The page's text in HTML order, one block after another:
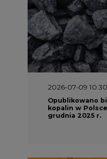
2026-07-09 10:30
Opublikowano
kopalin w
grudnia 2025 r.